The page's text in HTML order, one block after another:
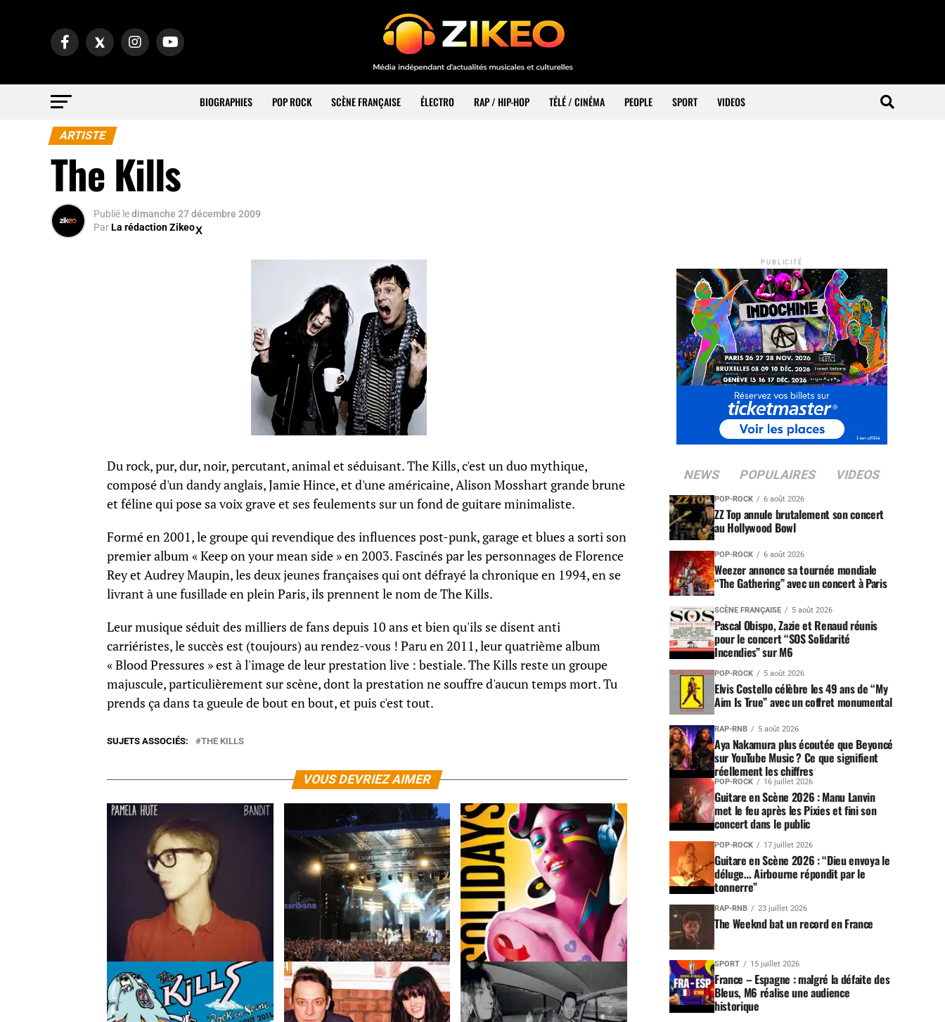
BIOGRAPHIES POP ROCK SCÈNE FRANÇAISE ÉLECTRO RAP / HIP-HOP TÉLÉ / CINÉMA PEOPLE SPORT VIDEOS
ARTISTE
The Kills
Publié ledimanche 27 décembre 2009
ParLa rédaction Zikeo
Du rock, pur, dur, noir, percutant, animal et séduisant. The Kills, c'est un duo mythique,
composé d'un dandy anglais, Jamie Hince, et d'une américaine, Alison Mosshart grande brune
et féline qui pose sa voix grave et ses feulements sur un fond de guitare minimaliste.
Formé en 2001, le groupe qui revendique des influences post-punk, garage et blues a sorti son
premier album « Keep on your mean side » en 2003. Fascinés par les personnages de Florence
Rey et Audrey Maupin, les deux jeunes françaises qui ont défrayé la chronique en 1994, en se
livrant à une fusillade en plein Paris, ils prennent le nom de The Kills.
Leur musique séduit des milliers de fans depuis 10 ans et bien qu'ils se disent anti
carriéristes, le succès est (toujours) au rendez-vous ! Paru en 2011, leur quatrième album
« Blood Pressures » est à l'image de leur prestation live : bestiale. The Kills reste un groupe
majuscule, particulièrement sur scène, dont la prestation ne souffre d'aucun temps mort. Tu
prends ça dans ta gueule de bout en bout, et puis c'est tout.
SUJETS ASSOCIÉS: THE KILLS
VOUS DEVRIEZ AIMER
PAMELA HUTE Bandit Tinie Tempah et The Kills au Caribana
Festival
Découvrez les premiers artistes des
Solidays 2012
PUBLICITÉ
NEWS POPULAIRES VIDEOS
POP-ROCK 6 août 2026
ZZ Top annule brutalement son concert
au Hollywood Bowl
POP-ROCK 6 août 2026
Weezer annonce sa tournée mondiale
“The Gathering” avec un concert à Paris
SCÈNE FRANÇAISE 5 août 2026
Pascal Obispo, Zazie et Renaud réunis
pour le concert “SOS Solidarité
Incendies” sur M6
POP-ROCK 5 août 2026
Elvis Costello célèbre les 49 ans de “My
Aim Is True” avec un coffret monumental
RAP-RNB 5 août 2026
Aya Nakamura plus écoutée que Beyoncé
sur YouTube Music ? Ce que signifient
réellement les chiffres
POP-ROCK 16 juillet 2026
Guitare en Scène 2026 : Manu Lanvin
met le feu après les Pixies et fini son
concert dans le public
POP-ROCK 17 juillet 2026
Guitare en Scène 2026 : “Dieu envoya le
déluge… Airbourne répondit par le
tonnerre”
RAP-RNB 23 juillet 2026
The Weeknd bat un record en France
SPORT 15 juillet 2026
France – Espagne : malgré la défaite des
Bleus, M6 réalise une audience
historique